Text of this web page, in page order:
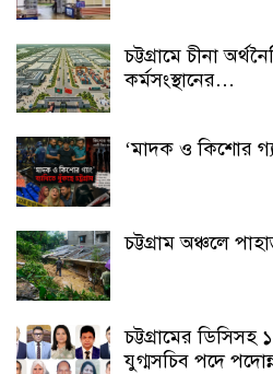
চট্টগ্রামে চীনা
কর্মসংস্থানের…
‘মাদক ও কিশোর
চট্টগ্রাম অঞ্চলে
চট্টগ্রামের
যুগ্মসচিব পদে